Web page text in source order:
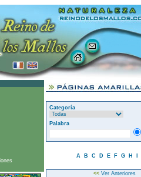
Categoría
Palabra
A B C D E F G H
<<Ver Anteriores